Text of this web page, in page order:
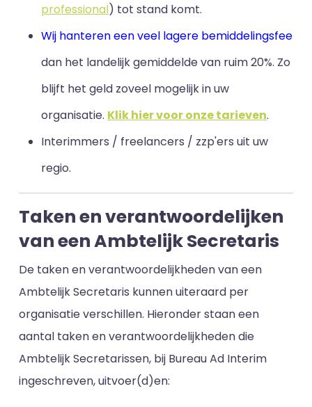
professional) tot stand komt.
Wij hanteren een veel lagere bemiddelingsfee
dan het landelijk gemiddelde van ruim 20%. Zo
blijft het geld zoveel mogelijk in uw
organisatie. Klik hier voor onze tarieven.
Interimmers / freelancers / zzp'ers uit uw
regio.
Taken en verantwoordelijken
van een Ambtelijk Secretaris
De taken en verantwoordelijkheden van een
Ambtelijk Secretaris kunnen uiteraard per
organisatie verschillen. Hieronder staan een
aantal taken en verantwoordelijkheden die
Ambtelijk Secretarissen, bij Bureau Ad Interim
ingeschreven, uitvoer(d)en: